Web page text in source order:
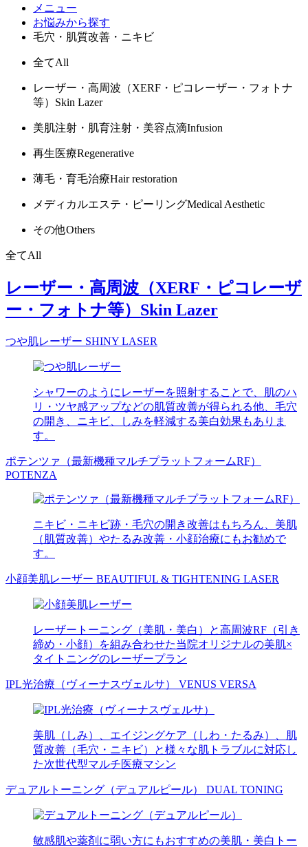
メニュー
お悩みから探す
毛穴・肌質改善・ニキビ
全てAll
レーザー・高周波（XERF・ピコレーザー・フォトナ
等） Skin Lazer
美肌注射・肌育注射・美容点滴Infusion
再生医療Regenerative
薄毛・育毛治療Hair restoration
メディカルエステ・ピーリングMedical Aesthetic
その他Others
全てAll
レーザー・高周波（XERF・ピコレーザ
ー・フォトナ等） Skin Lazer
つや肌レーザー SHINY LASER
シャワーのようにレーザーを照射することで、肌のハ
リ・ツヤ感アップなどの肌質改善が得られる他、毛穴
の開き、ニキビ、しみを軽減する美白効果もありま
す。
ポテンツァ（最新機種マルチプラットフォームRF）
POTENZA
ニキビ・ニキビ跡・毛穴の開き改善はもちろん、美肌
（肌質改善）やたるみ改善・小顔治療にもお勧めで
す。
小顔美肌レーザー BEAUTIFUL & TIGHTENING LASER
レーザートーニング（美肌・美白）と高周波RF（引き
締め・小顔）を組み合わせた当院オリジナルの美肌×
タイトニングのレーザープラン
IPL光治療（ヴィーナスヴェルサ） VENUS VERSA
美肌（しみ）、エイジングケア（しわ・たるみ）、肌
質改善（毛穴・ニキビ）と様々な肌トラブルに対応し
た次世代型マルチ医療マシン
デュアルトーニング（デュアルピール） DUAL TONING
敏感肌や薬剤に弱い方にもおすすめの美肌・美白トー